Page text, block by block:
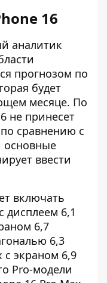
16
аналитик
прогнозом по
будет
месяце. По
не принесет
сравнению с
ввести
включать
дисплеем 6,1
6,7
6,3
экраном 6,9
Pro-модели